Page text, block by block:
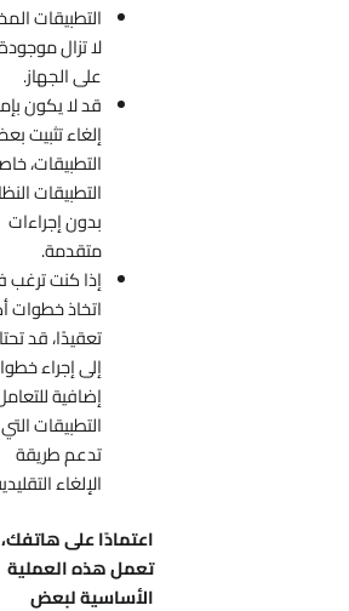
التطبيقات المخفية
لا تزال موجودة
على الجهاز.
قد لا يكون بإمكان
إلغاء تثبيت بعض
التطبيقات، خاصة
التطبيقات النظامية،
بدون إجراءات
متقدمة.
إذا كنت ترغب في
اتخاذ خطوات أكثر
تعقيدًا، قد تحتاج
إلى إجراء خطوات
إضافية للتعامل مع
التطبيقات التي لا
تدعم طريقة
الإلغاء التقليدية.
اعتمادًا على هاتفك، قد
تعمل هذه العملية
الأساسية لبعض